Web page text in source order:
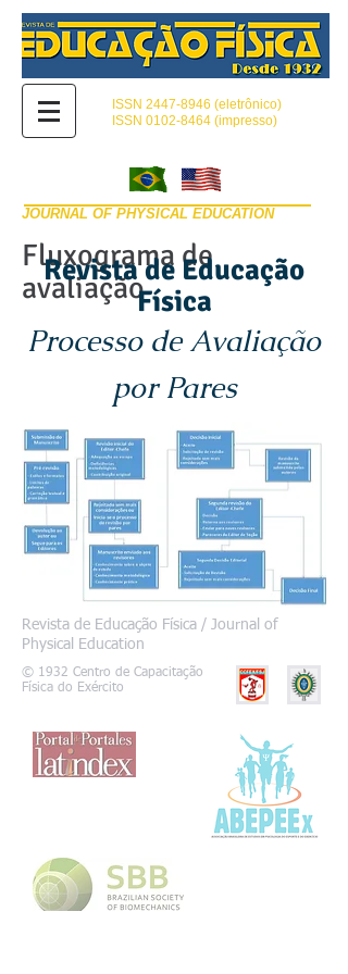
ISSN 2447-8946 (eletrônico)
ISSN 0102-8464 (impresso)
JOURNAL OF PHYSICAL EDUCATION
Fluxograma de
avaliação
Revista de Educação
Física
Processo de Avaliação
por Pares
Revista de Educação Física / Journal of
Physical Education
© 1932 Centro de Capacitação
Física do Exército